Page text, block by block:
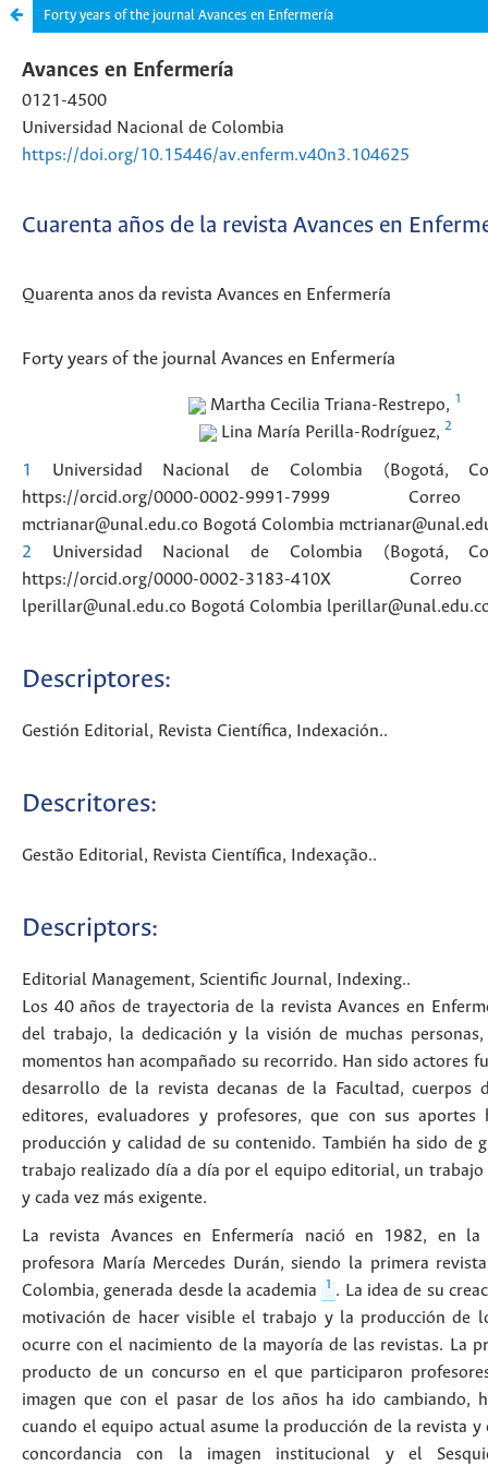
Forty years of the journal Avances en Enfermería